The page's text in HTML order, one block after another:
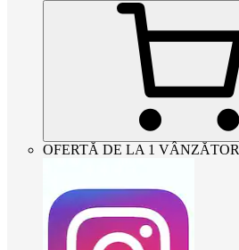
OFERTĂ DE LA 1 VÂNZĂTOR